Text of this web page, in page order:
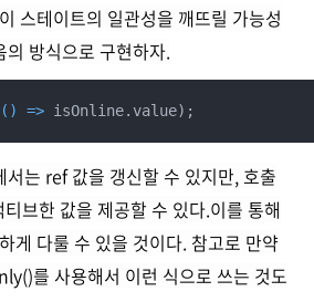
스테이트의 일관성을 깨뜨릴 가능성
의 방식으로 구현하자.
() => isOnline.value);
서는 ref 값을 갱신할 수 있지만, 호출
브한 값을 제공할 수 있다.이를 통해
게 다룰 수 있을 것이다. 참고로 만약
를 사용해서 이런 식으로 쓰는 것도